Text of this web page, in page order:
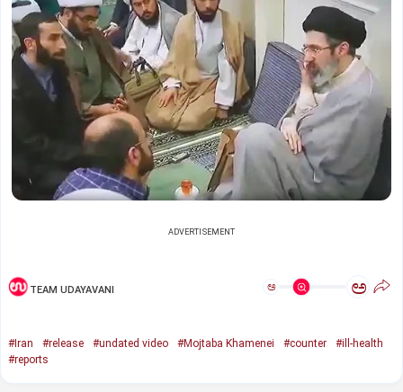
ADVERTISEMENT
TEAM UDAYAVANI ಅ ಅ
#Iran #release #undated video #Mojtaba Khamenei #counter
#ill-health
#reports